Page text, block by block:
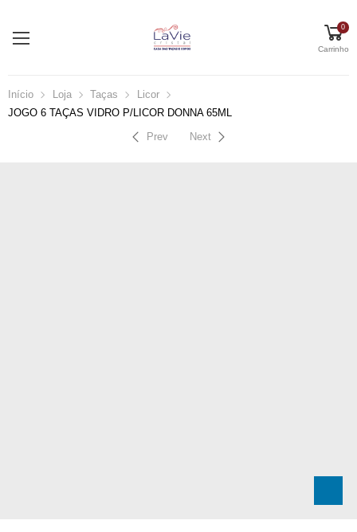
0
Carrinho
Início Loja Taças
Licor
JOGO 6 TAÇAS VIDRO P/LICOR DONNA 65ML
Prev Next